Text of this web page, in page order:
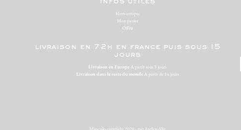
infos utiles
Mon compte
Mon panier
Offrir
livraison en 72h en france puis sous 15
jours
Livraison en Europe A partir sous 3 jours
Livraison dans le reste du monde A partir de 14 jours